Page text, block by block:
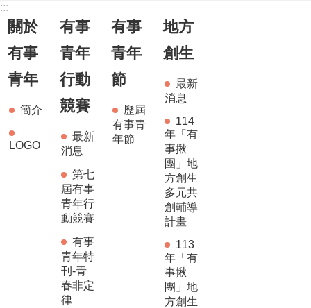
:::
關於
有事
青年
簡介
LOGO
有事
青年
行動
競賽
最新
消息
第七
屆有事
青年行
動競賽
有事
青年特
刊-青
春非定
律
有事
青年
節
歷屆
有事青
年節
地方
創生
最新
消息
114
年「有
事揪
團」地
方創生
多元共
創輔導
計畫
113
年「有
事揪
團」地
方創生